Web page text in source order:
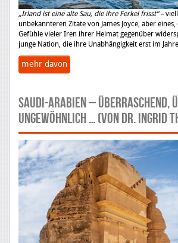
„Irland ist eine alte Sau, die ihre Ferkel frisst“ –
unbekannteren Zitate von James Joyce, aber
Gefühle vieler Iren ihrer Heimat gegenüber
junge Nation, die ihre Unabhängigkeit erst im
mehr davon
Saudi-Arabien – überraschend,
ungewöhnlich … (von Dr. Ingrid